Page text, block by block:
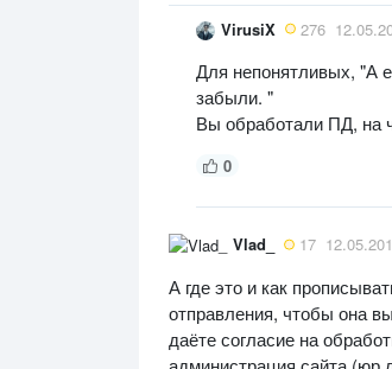
VirusiX 276
Для непонятливых, "А
забыли. "
Вы обработали ПД, на
0
Vlad_ 17
А где это и как
отправления, чтобы она
даёте согласие на